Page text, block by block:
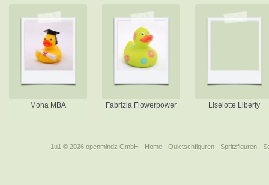
Mona MBA Fabrizia Flowerpower Liselotte Liberty
1u1 © 2026 openmindz GmbH · Home · Quietschfiguren · Spritzfiguren ·